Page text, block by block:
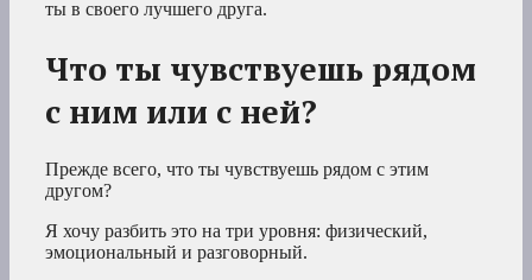
ты в своего лучшего друга.
Что ты чувствуешь рядом
с ним или с ней?
Прежде всего, что ты чувствуешь рядом с этим
другом?
Я хочу разбить это на три уровня: физический,
эмоциональный и разговорный.